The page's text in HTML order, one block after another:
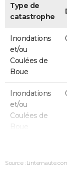
Type de
catastrophe
Inondations
et/ou
Coulées de
Boue
Inondations
et/ou
Coulées de
Boue
et/ou
Source :